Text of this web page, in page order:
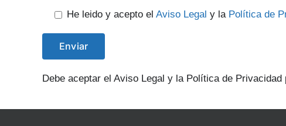
He leido y acepto el Aviso Legal y la Política de
Debe aceptar el Aviso Legal y la Política de